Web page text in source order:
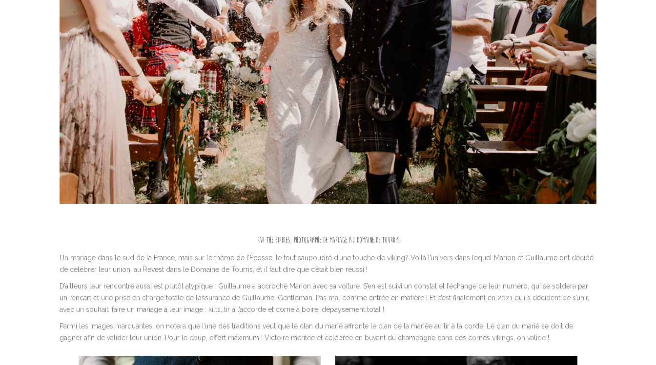
Par The Birdies, photographe de mariage au Domaine de Tourris
Un mariage dans le sud de la France, mais sur le thème de l’Écosse, le tout saupoudré d’une touche de viking? Voilà l’univers dans lequel Marion et Guillaume ont décidé
de célébrer leur union, au Revest dans le Domaine de Tourris, et il faut dire que c’était bien réussi !
D’ailleurs leur rencontre aussi est plutôt atypique : Guillaume a accroché Marion avec sa voiture. S’en est suivi un constat et l’échange de leur numéro, qui se soldera par
un rencart et une prise en charge totale de l’assurance de Guillaume. Gentleman. Pas mal comme entrée en matière ! Et c’est finalement en 2021 qu’ils décident de s’unir,
avec un souhait, faire un mariage à leur image : kilts, tir à l’accorde et corne à boire, dépaysement total !
Parmi les images marquantes, on notera que l’une des traditions veut que le clan du marié affronte le clan de la mariée au tir à la corde. Le clan du marié se doit de
gagner afin de valider leur union. Pour le coup, effort maximum ! Victoire méritée et célébrée en buvant du champagne dans des cornes vikings, on valide !